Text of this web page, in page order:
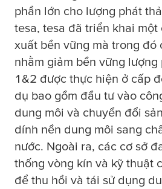
phần lớn cho lượng phát
tesa, tesa đã triển khai một
xuất bền vững mà trong đó
nhằm giảm bền vững
1&2 được thực hiện ở cấp
dụ bao gồm đầu tư vào
dung môi và chuyển đổi
dính nền dung môi sang
nước. Ngoài ra, các cơ sở
thống vòng kín và kỹ thuật
để thu hồi và tái sử dụng